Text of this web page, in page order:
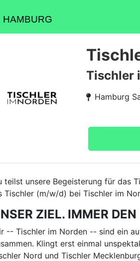
HAMBURG
Tischler
Hamburg
teilst unsere Begeisterung für das
Tischler (m/w/d) bei Tischler im
ZIEL. IMMER
-- Tischler im Norden -- sind ein
Klingt erst einmal
Nord und Tischler